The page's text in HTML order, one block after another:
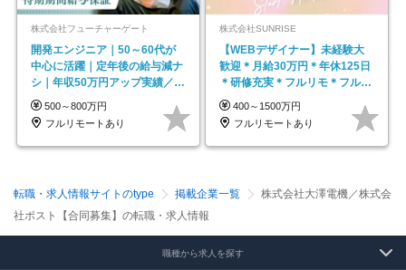
株式会社フューチャーゲート
開発エンジニア｜50～60代が
中心に活躍｜定年後の給与減ナ
シ｜年収50万円アップ実績／昇
給率92％（直近3年）
500～800万円
フルリモートあり
株式会社SUNRISE
【WEBデザイナー】未経験大
歓迎＊月給30万円＊年休125日
＊研修充実＊フルリモ＊フルフ
レックス＊
400～1500万円
フルリモートあり
転職・求人情報サイトのtype 掲載企業一覧
株式会社大澤電機／株式会
社ポスト【合同募集】の転職・求人情報
職種から求人を探す